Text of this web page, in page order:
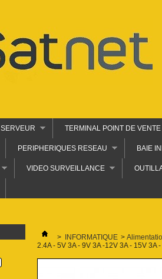
SERVEUR TERMINAL POINT DE
PERIPHERIQUES RESEAU BAIE
VIDEO SURVEILLANCE
> INFORMATIQUE >
2.4A - 5V 3A - 9V 3A -12V 3A - 15V 3A